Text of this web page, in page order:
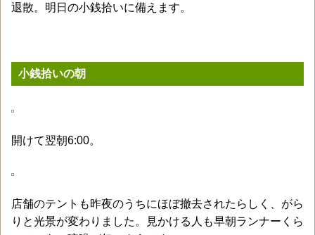
退散。明日の小銭拾いに備えます。
小銭拾いの朝
開けて翌朝6:00。
店舗のテントも昨夜のうちにほぼ撤去されたらしく、がら
りと光景が変わりました。見かける人も早朝ランナーくら